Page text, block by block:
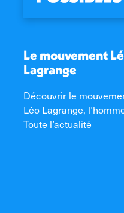
Le mouvement
Lagrange
Découvrir le
Léo Lagrange,
Toute l’actualité